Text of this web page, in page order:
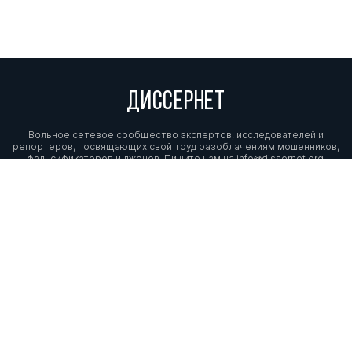
ДИССЕРНЕТ
Вольное сетевое сообщество экспертов, исследователей и
репортеров, посвящающих свой труд разоблачениям мошенников,
фальсификаторов и лжецов. Пишите нам наinfo@dissernet.org.